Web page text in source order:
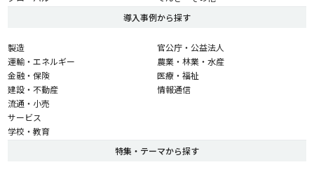
導入事例から探す
製造
運輸・エネルギー
金融・保険
建設・不動産
流通・小売
サービス
学校・教育
官公庁・公益法人
農業・林業・水産
医療・福祉
情報通信
特集・テーマから探す